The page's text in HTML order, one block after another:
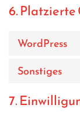
6. Platzierte
WordPress
Sonstiges
7.